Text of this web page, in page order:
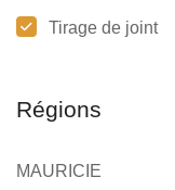
Tirage de joint
Régions
MAURICIE